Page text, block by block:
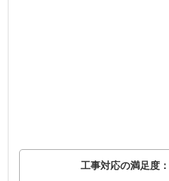
工事対応の満足度：